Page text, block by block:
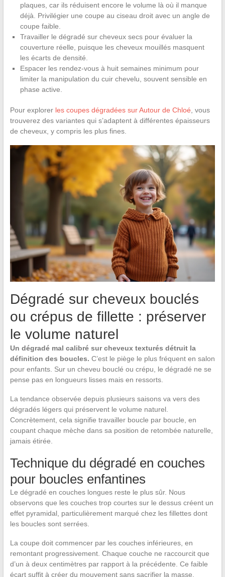
plaques, car ils réduisent encore le volume là où il manque
déjà. Privilégier une coupe au ciseau droit avec un angle de
coupe faible.
Travailler le dégradé sur cheveux secs pour évaluer la
couverture réelle, puisque les cheveux mouillés masquent
les écarts de densité.
Espacer les rendez-vous à huit semaines minimum pour
limiter la manipulation du cuir chevelu, souvent sensible en
phase active.
Pour explorer les coupes dégradées sur Autour de Chloé , vous
trouverez des variantes qui s’adaptent à différentes épaisseurs
de cheveux, y compris les plus fines.
Dégradé sur cheveux bouclés
ou crépus de fillette : préserver
le volume naturel
Un dégradé mal calibré sur cheveux texturés détruit la
définition des boucles. C’est le piège le plus fréquent en salon
pour enfants. Sur un cheveu bouclé ou crépu, le dégradé ne se
pense pas en longueurs lisses mais en ressorts.
La tendance observée depuis plusieurs saisons va vers des
dégradés légers qui préservent le volume naturel.
Concrètement, cela signifie travailler boucle par boucle, en
coupant chaque mèche dans sa position de retombée naturelle,
jamais étirée.
Technique du dégradé en couches
pour boucles enfantines
Le dégradé en couches longues reste le plus sûr. Nous
observons que les couches trop courtes sur le dessus créent un
effet pyramidal, particulièrement marqué chez les fillettes dont
les boucles sont serrées.
La coupe doit commencer par les couches inférieures, en
remontant progressivement. Chaque couche ne raccourcit que
d’un à deux centimètres par rapport à la précédente. Ce faible
écart suffit à créer du mouvement sans sacrifier la masse.